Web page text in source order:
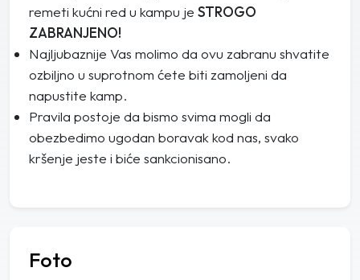
remeti kućni red u kampu je STROGO
ZABRANJENO!
Najljubaznije Vas molimo da ovu zabranu shvatite
ozbiljno u suprotnom ćete biti zamoljeni da
napustite kamp.
Pravila postoje da bismo svima mogli da
obezbedimo ugodan boravak kod nas, svako
kršenje jeste i biće sankcionisano.
Foto